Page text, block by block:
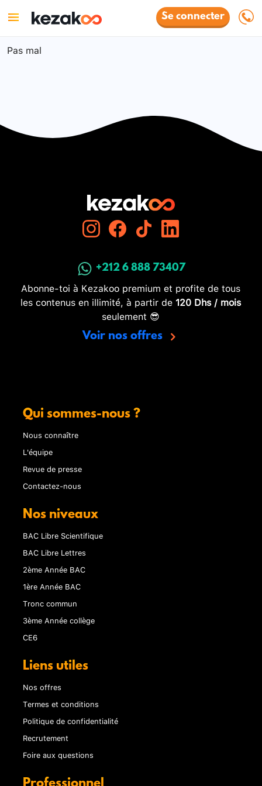
Se connecter
Pas mal
+212 6 888 73407
Abonne-toi à Kezakoo premium et profite de tous
les contenus en illimité, à partir de 120 Dhs / mois
seulement 😎
Voir nos offres
Qui sommes-nous ?
Nous connaître
L'équipe
Revue de presse
Contactez-nous
Nos niveaux
BAC Libre Scientifique
BAC Libre Lettres
2ème Année BAC
1ère Année BAC
Tronc commun
3ème Année collège
CE6
Liens utiles
Nos offres
Termes et conditions
Politique de confidentialité
Recrutement
Foire aux questions